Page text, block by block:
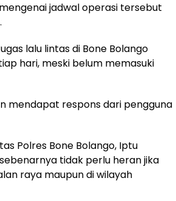
jadwal operasi tersebut
lalu lintas di Bone Bolango
hari, meski belum memasuki
mendapat respons dari pengguna
Polres Bone Bolango, Iptu
tidak perlu heran jika
raya maupun di wilayah